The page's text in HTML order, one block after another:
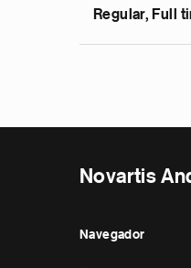
Regular, Full
Novartis
Navegador